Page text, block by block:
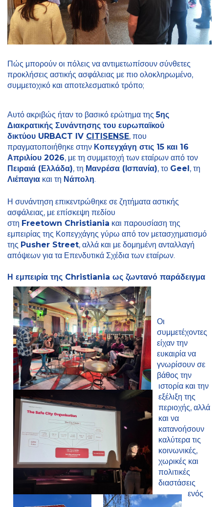
Πώς μπορούν οι πόλεις να αντιμετωπίσουν σύνθετες
προκλήσεις αστικής ασφάλειας με πιο ολοκληρωμένο,
συμμετοχικό και αποτελεσματικό τρόπο;
Αυτό ακριβώς ήταν το βασικό ερώτημα της5ης
Διακρατικής Συνάντησης του ευρωπαϊκού
δικτύου URBACT IV CITISENSE, που
πραγματοποιήθηκε στην Κοπεγχάγη στις 15 και 16
Απριλίου 2026, με τη συμμετοχή των εταίρων από τον
Πειραιά (Ελλάδα), τη Μανρέσα (Ισπανία), το Geel, τη
Λιέπαγια και τη Νάπολη.
Η συνάντηση επικεντρώθηκε σε ζητήματα αστικής
ασφάλειας, με επίσκεψη πεδίου
στη Freetown Christiania και παρουσίαση της
εμπειρίας της Κοπεγχάγης γύρω από τον μετασχηματισμό
της Pusher Street, αλλά και με δομημένη ανταλλαγή
απόψεων για τα Επενδυτικά Σχέδια των εταίρων.
Η εμπειρία της Christiania ως ζωντανό παράδειγμα
Οι
συμμετέχοντες
είχαν την
ευκαιρία να
γνωρίσουν σε
βάθος την
ιστορία και την
εξέλιξη της
περιοχής, αλλά
και να
κατανοήσουν
καλύτερα τις
κοινωνικές,
χωρικές και
πολιτικές
διαστάσεις
ενός